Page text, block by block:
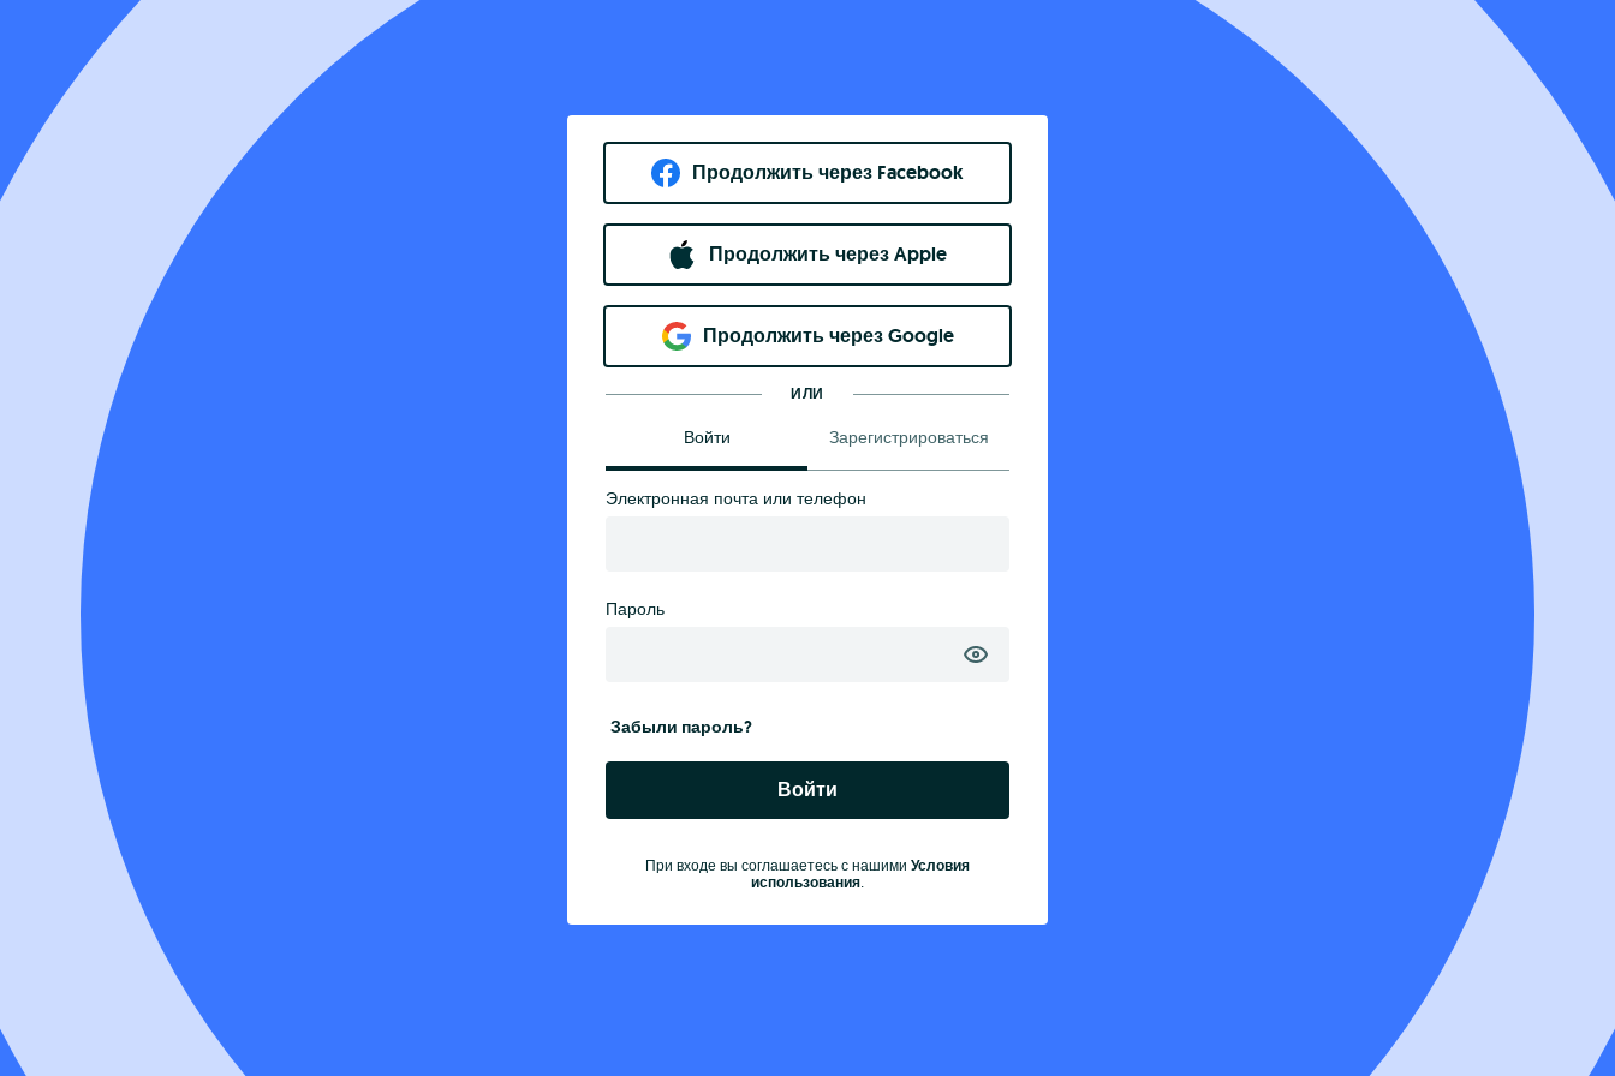
Продолжить через Facebook
Продолжить через Apple
Продолжить через Google
ИЛИ
Войти Зарегистрироваться
Электронная почта или телефон
Пароль
Забыли пароль?
Войти
При входе вы соглашаетесь с нашими Условия
использования.